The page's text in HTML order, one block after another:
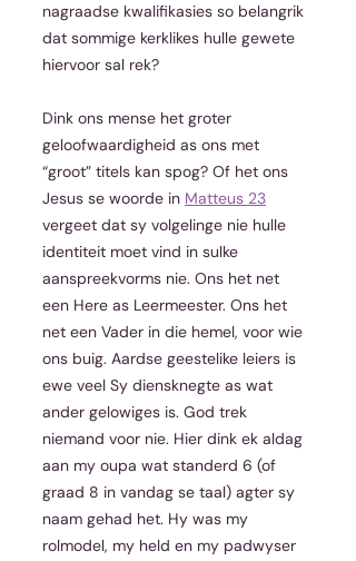
nagraadse kwalifikasies so belangrik
dat sommige kerklikes hulle gewete
hiervoor sal rek?
Dink ons mense het groter
geloofwaardigheid as ons met
“groot” titels kan spog? Of het ons
Jesus se woorde in Matteus 23
vergeet dat sy volgelinge nie hulle
identiteit moet vind in sulke
aanspreekvorms nie. Ons het net
een Here as Leermeester. Ons het
net een Vader in die hemel, voor wie
ons buig. Aardse geestelike leiers is
ewe veel Sy diensknegte as wat
ander gelowiges is. God trek
niemand voor nie. Hier dink ek aldag
aan my oupa wat standerd 6 (of
graad 8 in vandag se taal) agter sy
naam gehad het. Hy was my
rolmodel, my held en my padwyser